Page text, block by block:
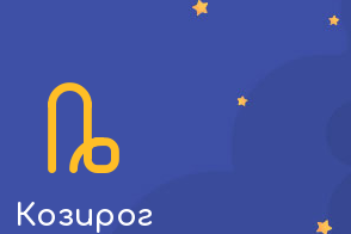
Козирог